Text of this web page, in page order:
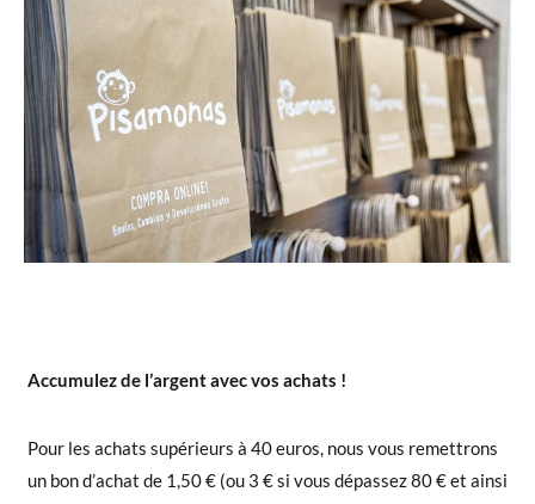
Accumulez de l’argent avec vos achats !
Pour les achats supérieurs à 40 euros, nous vous remettrons
un bon d’achat de 1,50 € (ou 3 € si vous dépassez 80 € et ainsi